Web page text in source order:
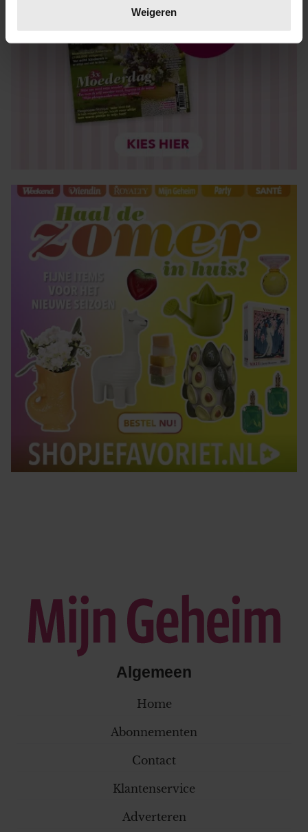
verwerkt en stel uw voorkeuren in het
intrekken in de Cookieverklaring.
We gebruiken cookies om content en advertenties te
personaliseren, om functies voor social media te bieden
en om ons websiteverkeer te analyseren. Ook delen we
informatie over uw gebruik van onze site met onze
partners voor social media, adverteren en analyse. Deze
verzameld op basis van uw gebruik van hun services. U
gaat akkoord met onze cookies als u onze website blijft
gebruiken.
Weigeren
Algemeen
Home
Abonnementen
Contact
Klantenservice
Adverteren